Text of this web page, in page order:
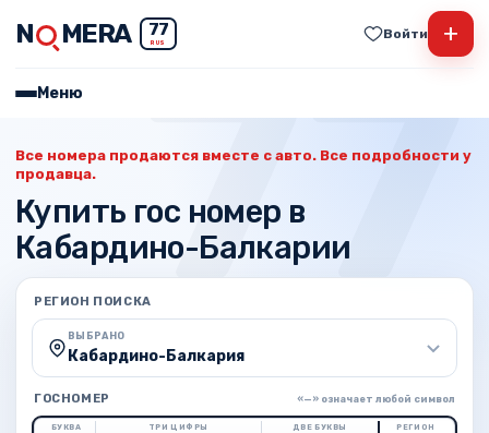
N MERA 77
RUS
Войти +
Меню
Все номера продаются вместе с авто. Все подробности у
продавца.
Купить гос номер в
Кабардино-Балкарии
РЕГИОН ПОИСКА
ВЫБРАНО
Кабардино-Балкария
ГОСНОМЕР «—» означает любой символ
БУКВА ТРИ ЦИФРЫ ДВЕ БУКВЫ РЕГИОН